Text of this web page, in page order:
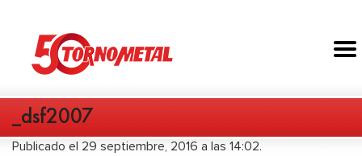
_dsf2007
Publicado el 29 septiembre, 2016 a las 14:02.